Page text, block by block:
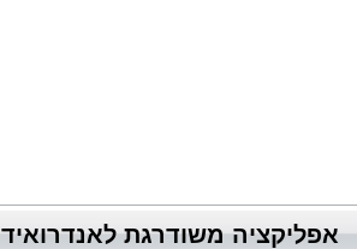
אפליקציה משודרגת לאנדרואיד